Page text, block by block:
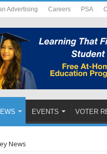
Advertising Careers PSA
EVENTS VOTER
News